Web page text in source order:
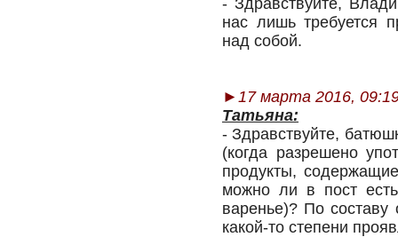
- Здравствуйте,
нас лишь требуется
над собой.
► 17 марта 2016,
Татьяна:
- Здравствуйте,
(когда разрешено
продукты,
можно ли в пост
варенье)? По
какой-то степени